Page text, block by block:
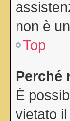
non è
Top
Perché
È
vietato